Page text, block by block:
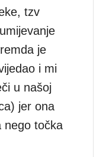
tzv
je
i mi
u našoj
jer ona
nego točka